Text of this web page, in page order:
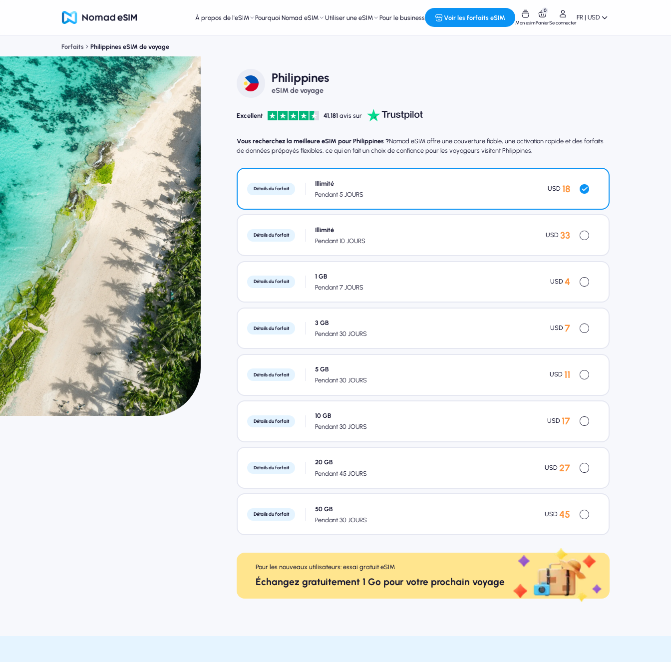
À propos de l'eSIM Pourquoi Nomad eSIM Utiliser une eSIM Pour le business Voir les forfaits eSIM
Mon esim
0
PanierSe connecter
FR | USD
Forfaits Philippines eSIM de voyage
Philippines
eSIM de voyage
Excellent 41,181 avis sur
Vous recherchez la meilleure eSIM pour Philippines ?Nomad eSIM offre une couverture fiable, une activation rapide et des forfaits
de données prépayés flexibles, ce qui en fait un choix de confiance pour les voyageurs visitant Philippines.
Détails du forfait
Illimité
Pendant 5 JOURS
USD 18
Détails du forfait
Illimité
Pendant 10 JOURS
USD 33
Détails du forfait
1 GB
Pendant 7 JOURS
USD 4
Détails du forfait
3 GB
Pendant 30 JOURS
USD 7
Détails du forfait
5 GB
Pendant 30 JOURS
USD 11
Détails du forfait
10 GB
Pendant 30 JOURS
USD 17
Détails du forfait
20 GB
Pendant 45 JOURS
USD 27
Détails du forfait
50 GB
Pendant 30 JOURS
USD 45
Pour les nouveaux utilisateurs: essai gratuit eSIM
Échangez gratuitement 1 Go pour votre prochain voyage